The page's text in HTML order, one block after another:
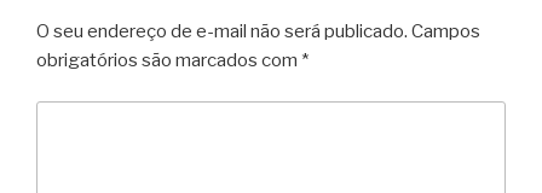
O seu endereço de e-mail não será publicado. Campos
obrigatórios são marcados com *